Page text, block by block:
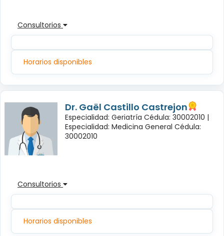
Consultorios
Horarios disponibles
Dr. Gaël Castillo Castrejon
Especialidad: Geriatría Cédula: 30002010 |
Especialidad: Medicina General Cédula:
30002010
Consultorios
Horarios disponibles